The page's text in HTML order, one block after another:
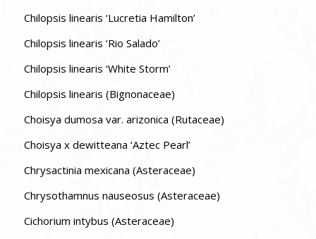
Chilopsis linearis ‘Lucretia Hamilton’
Chilopsis linearis ‘Rio Salado’
Chilopsis linearis ‘White Storm’
Chilopsis linearis (Bignonaceae)
Choisya dumosa var. arizonica (Rutaceae)
Choisya x dewitteana ‘Aztec Pearl’
Chrysactinia mexicana (Asteraceae)
Chrysothamnus nauseosus (Asteraceae)
Cichorium intybus (Asteraceae)